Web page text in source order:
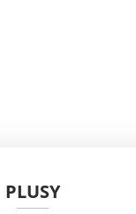
PLUSY